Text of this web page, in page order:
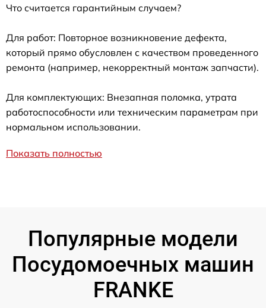
Что считается гарантийным случаем?
Для работ: Повторное возникновение дефекта,
который прямо обусловлен с качеством проведенного
ремонта (например, некорректный монтаж запчасти).
Для комплектующих: Внезапная поломка, утрата
работоспособности или техническим параметрам при
нормальном использовании.
Показать полностью
Популярные модели
Посудомоечных машин
FRANKE